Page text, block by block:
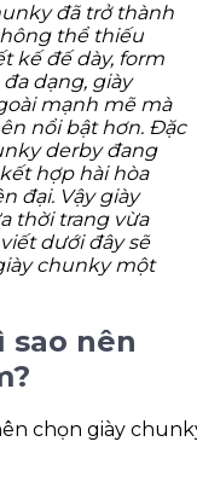
đã trở thành
thể thiếu
kế đế dày, form
dạng, giày
mạnh mẽ mà
nổi bật hơn. Đặc
derby đang
hợp hài hòa
đại. Vậy giày
thời trang vừa
dưới đây sẽ
chunky một
sao nên